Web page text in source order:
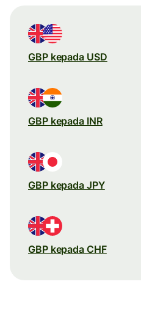
GBP kepada USD
GBP kepada INR
GBP kepada JPY
GBP kepada CHF